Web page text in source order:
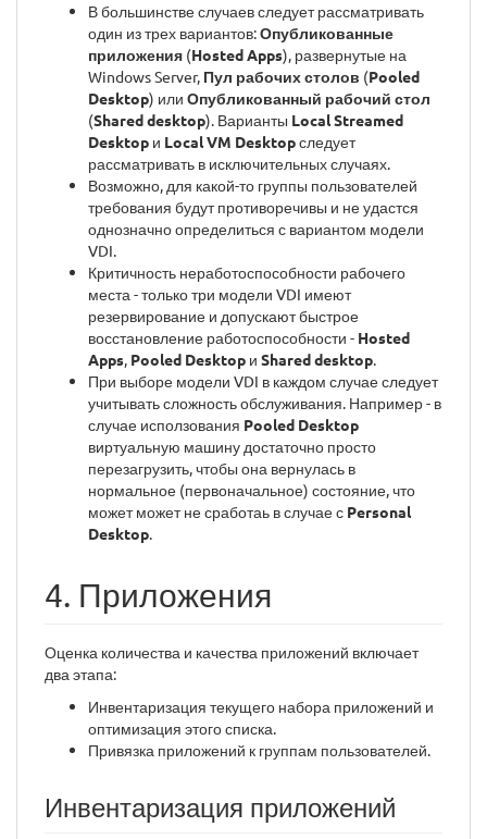
В большинстве случаев следует рассматривать
один из трех вариантов:Опубликованные
приложения (Hosted Apps), развернутые на
Windows Server, Пул рабочих столов (Pooled
Desktop) или Опубликованный рабочий стол
(Shared desktop). Варианты Local Streamed
Desktop и Local VM Desktopследует
рассматривать в исключительных случаях.
Возможно, для какой-то группы пользователей
требования будут противоречивы и не удастся
однозначно определиться с вариантом модели
VDI.
Критичность неработоспособности рабочего
места - только три модели VDI имеют
резервирование и допускают быстрое
восстановление работоспособности - Hosted
Apps, Pooled Desktop и Shared desktop.
При выборе модели VDI в каждом случае следует
учитывать сложность обслуживания. Например - в
случае исползования Pooled Desktop
виртуальную машину достаточно просто
перезагрузить, чтобы она вернулась в
нормальное (первоначальное) состояние, что
может может не сработаь в случае с Personal
Desktop.
4. Приложения
Оценка количества и качества приложений включает
два этапа:
Инвентаризация текущего набора приложений и
оптимизация этого списка.
Привязка приложений к группам пользователей.
Инвентаризация приложений